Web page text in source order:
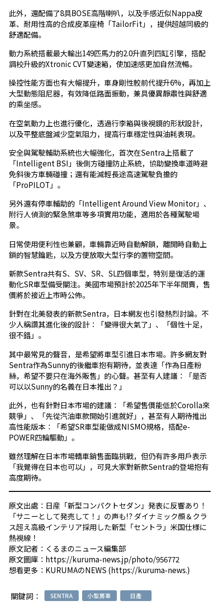
此外，還配備了8具BOSE高階喇叭，以及手感近似Nappa皮
革、耐用性高的合成皮革座椅「TailorFit」，提供超越同級的
舒適配備。
動力系統搭載最大輸出149匹馬力的2.0升直列四缸引擎，搭配
調校升級的Xtronic CVT變速箱，使加速感更加自然流暢。
操控性能方面也有大幅提升，車身剛性較前代提升6%，再加上
大型動態阻尼器，有效降低路面振動，兼具優異靜肅性與舒適
的乘坐感。
在空氣動力上也進行優化，透過行李箱與後視鏡的形狀設計，
以及平整底盤減少空氣阻力，提高行車穩定性與油耗表現。
安全與駕駛輔助系統也大幅強化，首次在Sentra上搭載了
「Intelligent BSI」後側方碰撞防止系統，協助變換車道時避
免斜後方車輛碰撞；還有能減輕長途高速駕駛負擔的
「ProPILOT」。
另外還有停車輔助的「Intelligent Around View Monitor」、
附行人偵測的緊急煞車等多項實用功能，適用於各種駕駛場
景。
日常使用便利性也兼顧，車輛靠近時自動解鎖，離開時自動上
鎖的智慧鑰匙，以及方便放取大型行李的置物空間。
新款Sentra共有S、SV、SR、SL四個車型，特別是復活的運
動化SR車型備受關注。美國市場預計於2025年下半年開賣，售
價將於接近上市時公佈。
針對在北美發表的新款Sentra，日本網友也引發熱烈討論。不
少人稱讚其進化後的設計：「變得很大氣了」、「個性十足，
很不錯」。
其中最常見的聲音，是希望將車型引進日本市場。許多網友對
Sentra作為Sunny的後繼車抱有期待，並表達「作為日產粉
絲，希望不要只在海外販售」的心聲。甚至有人建議：「是否
可以以Sunny的名義在日本推出？」
此外，也有針對日本市場的建議：「希望售價能低於Corolla來
競爭」、「先從汽油車款開始引進就好」，甚至有人期待推出
高性能版本：「希望SR車型能做成NISMO規格，搭配e-
POWER四輪驅動」。
雖然理解在日本市場轎車銷售面臨挑戰，但仍有許多用戶表示
「我覺得在日本也可以」，可見大家對新款Sentra的登場抱有
高度期待。
原文出處： 日産「新型コンパクトセダン」発表に反響あり！
「サニーとして発売して！」の声も!? ダイナミック顔＆クラ
ス超え高級インテリア採用した新型「セントラ」米国仕様に
熱視線！
原文記者： くるまのニュース編集部
原文圖庫： https://kuruma-news.jp/photo/956772
想看更多： KURUMAのNEWS (https://kuruma-news.)
關鍵詞： SENTRA 小型房車 日產